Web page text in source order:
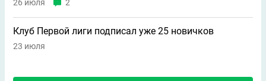
26 июля 2
Клуб Первой лиги подписал уже 25 новичков
23 июля